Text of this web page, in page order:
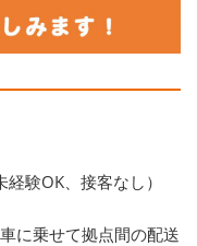
験OK、接客なし）
に乗せて拠点間の配送